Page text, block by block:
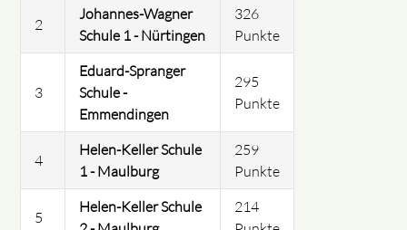
2
Johannes-Wagner
Schule 1 - Nürtingen
326
Punkte
3
Eduard-Spranger
Schule -
Emmendingen
295
Punkte
4
Helen-Keller Schule
1 - Maulburg
259
Punkte
5
Helen-Keller Schule
214